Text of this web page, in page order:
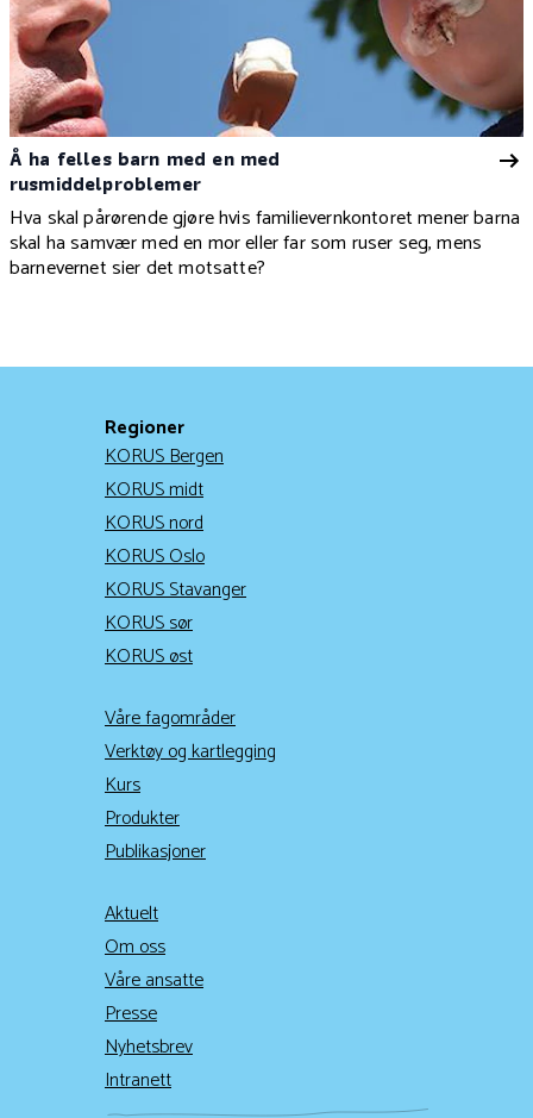
Å ha felles barn med en med
rusmiddelproblemer
Hva skal pårørende gjøre hvis familievernkontoret mener barna
skal ha samvær med en mor eller far som ruser seg, mens
barnevernet sier det motsatte?
Regioner
KORUS Bergen
KORUS midt
KORUS nord
KORUS Oslo
KORUS Stavanger
KORUS sør
KORUS øst
Våre fagområder
Verktøy og kartlegging
Kurs
Produkter
Publikasjoner
Aktuelt
Om oss
Våre ansatte
Presse
Nyhetsbrev
Intranett